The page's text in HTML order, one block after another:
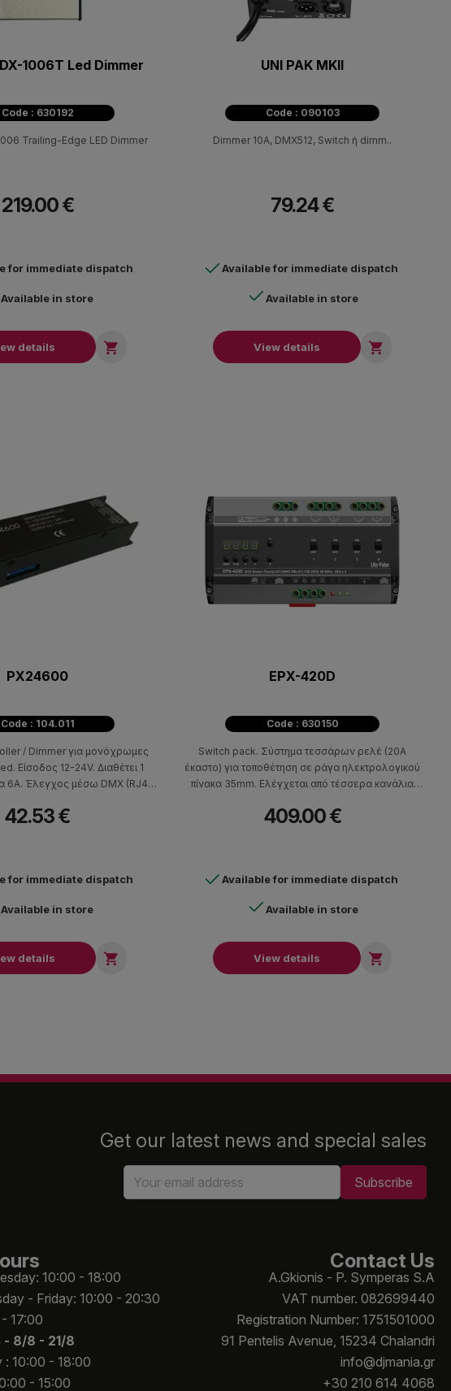
1006Τ Led Dimmer
Code : 630192
Trailing-Edge LED Dimmer
219.00 €
for immediate dispatch
Available in store
details 
UNI PAK MKII
Code : 090103
Dimmer 10A, DMX512, Switch ή dimm..
79.24 €
Available for immediate dispatch
Available in store
View details 
PX24600
Code : 104.011
/ Dimmer για μονόχρωμες
Είσοδος 12-24V. Διαθέτει 1
6Α. Έλεγχος μέσω DMX (RJ45)
Βάρος: 221.5g
42.53 €
for immediate dispatch
Available in store
details 
EPX-420D
Code : 630150
Switch pack. Σύστημα τεσσάρων ρελέ (20Α
έκαστο) για τοποθέτηση σε ράγα ηλεκτρολογικού
πίνακα 35mm. Ελέγχεται από τέσσερα κανάλια
σε σύστημα κεντρικού ελέγχου έως 99 ζωνών.
409.00 €
Available for immediate dispatch
Available in store
View details 
Get our latest news and special sales
10:00 - 18:00
- Friday: 10:00 - 20:30
17:00
- 8/8 - 21/8
: 10:00 - 18:00
- 15:00
Contact Us
A.Gkionis - P. Symperas S.A
VAT number. 082699440
Registration Number: 1751501000
91 Pentelis Avenue, 15234 Chalandri
info@djmania.gr
+30 210 614 4068